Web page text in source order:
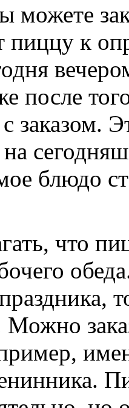
можете
пиццу к
после
заказом.
блюдо
что